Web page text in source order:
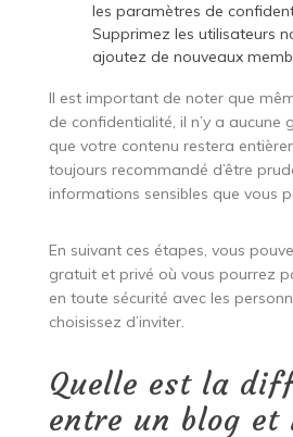
les paramètres de
Supprimez les utilisateurs
ajoutez de nouveaux
Il est important de noter que
de confidentialité, il n’y a aucune
que votre contenu restera
toujours recommandé d’être
informations sensibles que vous
En suivant ces étapes, vous
gratuit et privé où vous pourrez
en toute sécurité avec les
choisissez d’inviter.
Quelle est la
entre un blog et